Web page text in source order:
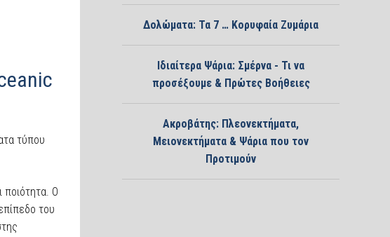
τύπου
ποιότητα. Ο
του
Δολώματα: Τα 7 … Κορυφαία Ζυμάρια
Ιδιαίτερα Ψάρια: Σμέρνα - Τι να
προσέξουμε & Πρώτες Βοήθειες
Ακροβάτης: Πλεονεκτήματα,
Μειονεκτήματα & Ψάρια που τον
Προτιμούν